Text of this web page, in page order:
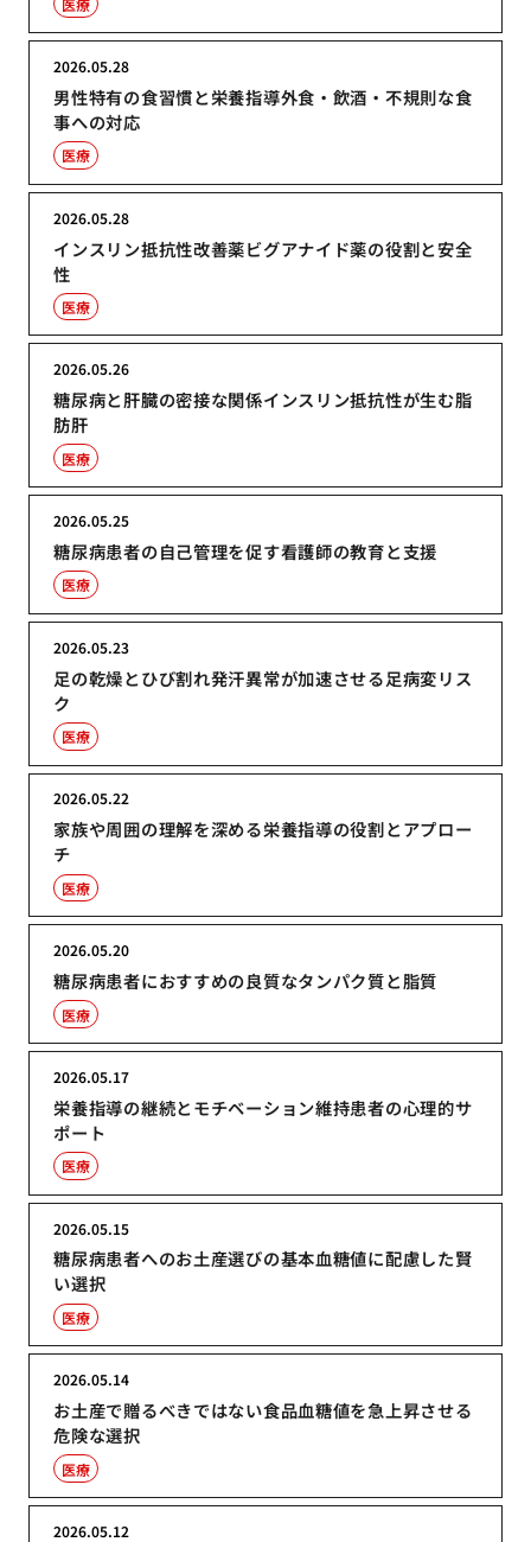
男性特有の食習慣と栄養指導外食・飲酒・不規則な食
事への対応
2026.05.28
医療
インスリン抵抗性改善薬ビグアナイド薬の役割と安全
性
2026.05.28
医療
糖尿病と肝臓の密接な関係インスリン抵抗性が生む脂
肪肝
2026.05.26
医療
糖尿病患者の自己管理を促す看護師の教育と支援
2026.05.25
医療
足の乾燥とひび割れ発汗異常が加速させる足病変リス
ク
2026.05.23
医療
家族や周囲の理解を深める栄養指導の役割とアプロー
チ
2026.05.22
医療
糖尿病患者におすすめの良質なタンパク質と脂質
2026.05.20
医療
栄養指導の継続とモチベーション維持患者の心理的サ
ポート
2026.05.17
医療
糖尿病患者へのお土産選びの基本血糖値に配慮した賢
い選択
2026.05.15
医療
お土産で贈るべきではない食品血糖値を急上昇させる
危険な選択
2026.05.14
医療
2026.05.12